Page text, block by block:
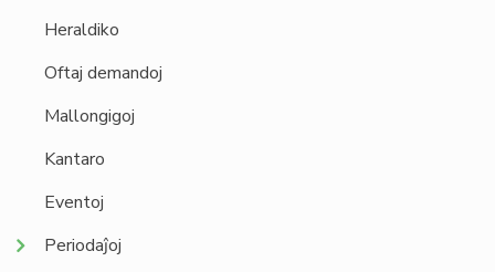
Heraldiko
Oftaj demandoj
Mallongigoj
Kantaro
Eventoj
Periodaĵoj